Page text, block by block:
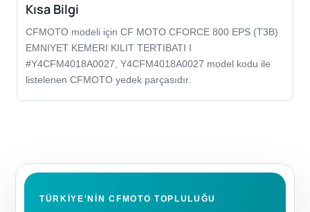
Kısa Bilgi
CFMOTO modeli için CF MOTO CFORCE 800 EPS (T3B)
EMNIYET KEMERI KILIT TERTIBATI I
#Y4CFM4018A0027, Y4CFM4018A0027 model kodu ile
listelenen CFMOTO yedek parçasıdır.
TÜRKIYE'NIN CFMOTO TOPLULUĞU